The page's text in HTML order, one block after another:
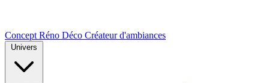
Concept Réno Déco Créateur d'ambiances